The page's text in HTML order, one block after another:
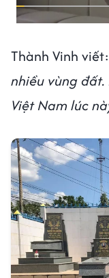
Thành Vinh viết:
nhiều vùng
Việt Nam lúc